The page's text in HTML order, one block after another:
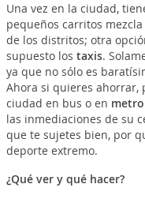
Una vez en la ciudad,
pequeños carritos
de los distritos; otra
supuesto los taxis.
ya que no sólo es
Ahora si quieres ahorrar,
ciudad en bus o en metro
las inmediaciones de su
que te sujetes bien, por
deporte extremo.
¿Qué ver y qué hacer?